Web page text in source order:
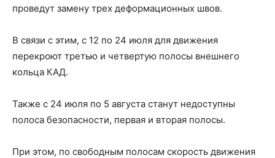
проведут замену трех деформационных швов.
В связи с этим, с 12 по 24 июля для движения
перекроют третью и четвертую полосы внешнего
кольца КАД.
Также с 24 июля по 5 августа станут недоступны
полоса безопасности, первая и вторая полосы.
При этом, по свободным полосам скорость движения